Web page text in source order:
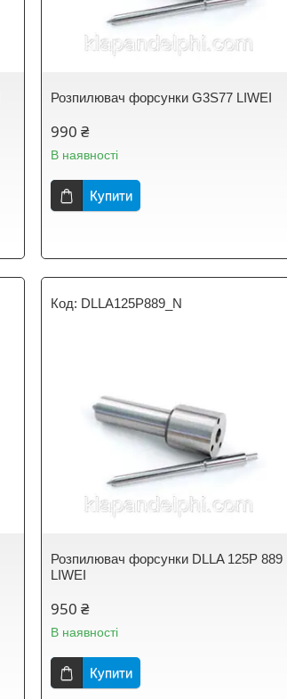
Розпилювач форсунки G3S77 LIWEI
990 ₴
В наявності
Купити
DLLA125P889_N
Розпилювач форсунки DLLA 125P 889
LIWEI
950 ₴
В наявності
Купити